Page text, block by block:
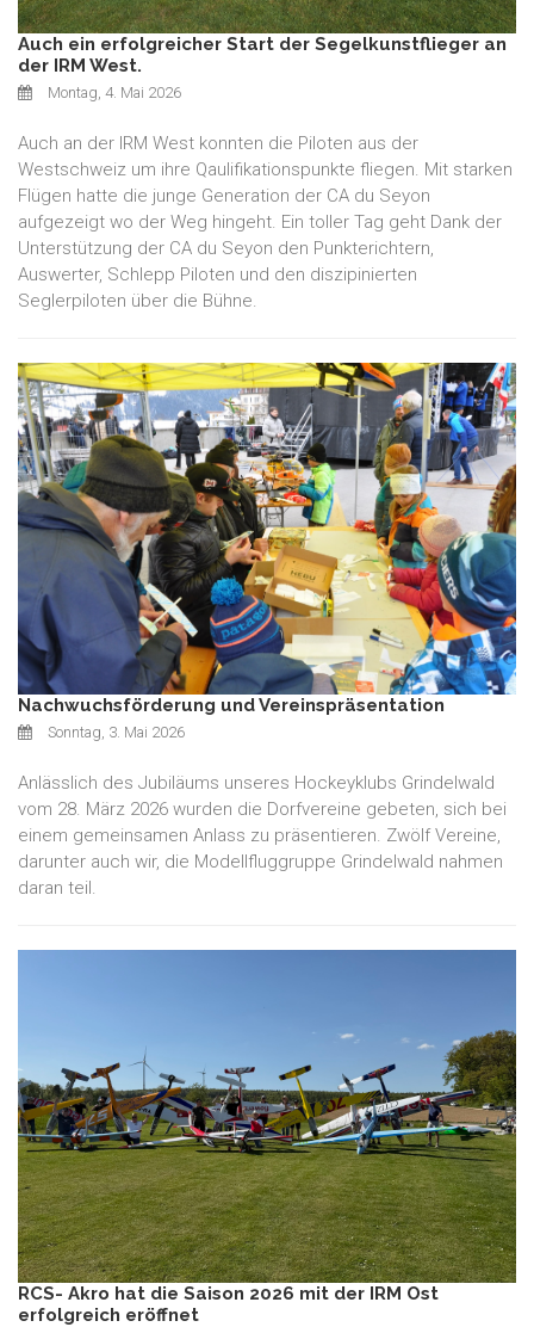
Auch ein erfolgreicher Start der Segelkunstflieger an
der IRM West.
Montag, 4. Mai 2026
Auch an der IRM West konnten die Piloten aus der
Westschweiz um ihre Qaulifikationspunkte fliegen. Mit starken
Flügen hatte die junge Generation der CA du Seyon
aufgezeigt wo der Weg hingeht. Ein toller Tag geht Dank der
Unterstützung der CA du Seyon den Punkterichtern,
Auswerter, Schlepp Piloten und den diszipinierten
Seglerpiloten über die Bühne.
Nachwuchsförderung und Vereinspräsentation
Sonntag, 3. Mai 2026
Anlässlich des Jubiläums unseres Hockeyklubs Grindelwald
vom 28. März 2026 wurden die Dorfvereine gebeten, sich bei
einem gemeinsamen Anlass zu präsentieren. Zwölf Vereine,
darunter auch wir, die Modellfluggruppe Grindelwald nahmen
daran teil.
RCS- Akro hat die Saison 2026 mit der IRM Ost
erfolgreich eröffnet